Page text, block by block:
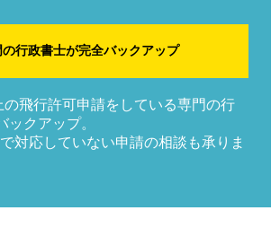
の行政書士が完全バックアップ
飛行許可申請をしている専門の行
ックアップ。
対応していない申請の相談も承りま